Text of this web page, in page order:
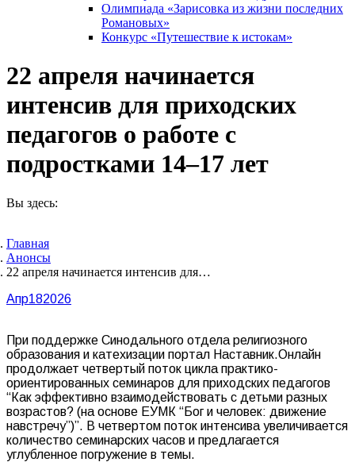
Олимпиада «Зарисовка из жизни последних
Романовых»
Конкурс «Путешествие к истокам»
22 апреля начинается
интенсив для приходских
педагогов о работе с
подростками 14–17 лет
Вы здесь:
Главная
Анонсы
22 апреля начинается интенсив для…
Апр182026
При поддержке Синодального отдела религиозного
образования и катехизации портал Наставник.Онлайн
продолжает четвертый поток цикла практико-
ориентированных семинаров для приходских педагогов
“Как эффективно взаимодействовать с детьми разных
возрастов? (на основе ЕУМК “Бог и человек: движение
навстречу”)”. В четвертом поток интенсива увеличивается
количество семинарских часов и предлагается
углубленное погружение в темы.